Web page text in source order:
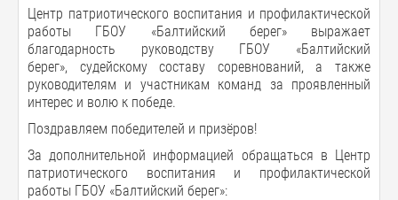
Центр патриотического воспитания и профилактической
работы ГБОУ «Балтийский берег» выражает
благодарность руководству ГБОУ «Балтийский
берег», судейскому составу соревнований, а также
руководителям и участникам команд за проявленный
интерес и волю к победе.
Поздравляем победителей и призёров!
За дополнительной информацией обращаться в Центр
патриотического воспитания и профилактической
работы ГБОУ «Балтийский берег»: